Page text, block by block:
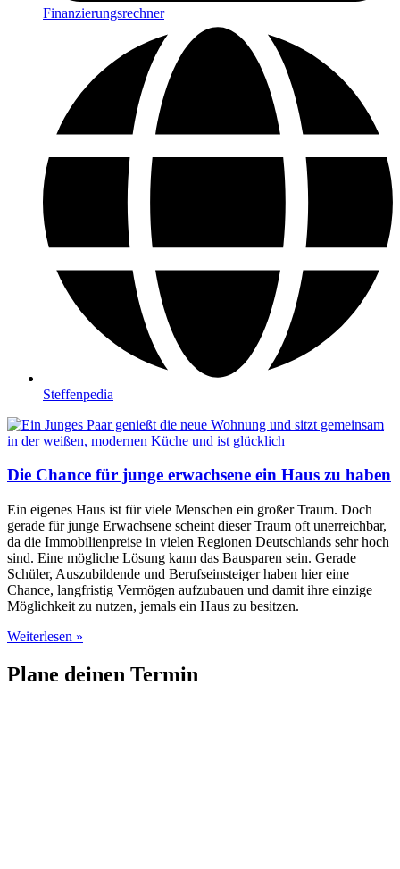
Finanzierungsrechner
Steffenpedia
Die Chance für junge erwachsene ein Haus zu haben
Ein eigenes Haus ist für viele Menschen ein großer Traum. Doch
gerade für junge Erwachsene scheint dieser Traum oft unerreichbar,
da die Immobilienpreise in vielen Regionen Deutschlands sehr hoch
sind. Eine mögliche Lösung kann das Bausparen sein. Gerade
Schüler, Auszubildende und Berufseinsteiger haben hier eine
Chance, langfristig Vermögen aufzubauen und damit ihre einzige
Möglichkeit zu nutzen, jemals ein Haus zu besitzen.
Weiterlesen »
Plane deinen Termin